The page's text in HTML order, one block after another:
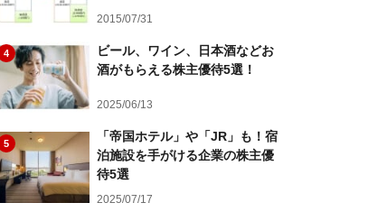
2015/07/31
4
ビール、ワイン、日本酒などお
酒がもらえる株主優待5選！
2025/06/13
5
「帝国ホテル」や「JR」も！宿
泊施設を手がける企業の株主優
待5選
2025/07/17